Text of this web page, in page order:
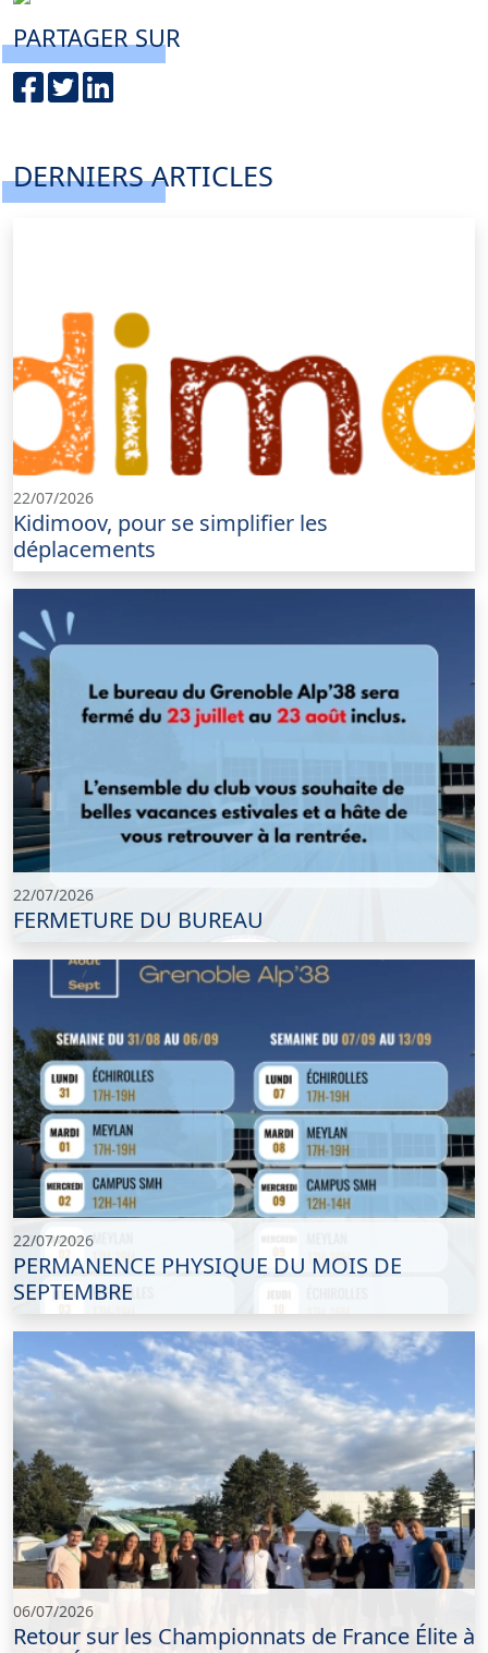
PARTAGER SUR
DERNIERS ARTICLES
22/07/2026
Kidimoov, pour se simplifier les
déplacements
22/07/2026
FERMETURE DU BUREAU
22/07/2026
PERMANENCE PHYSIQUE DU MOIS DE
SEPTEMBRE
06/07/2026
Retour sur les Championnats de France Élite à